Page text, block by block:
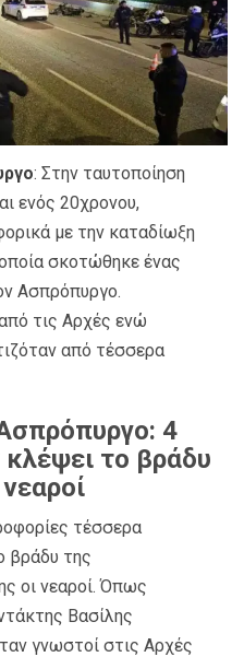
: Στην ταυτοποίηση
ενός 20χρονου,
με την καταδίωξη
σκοτώθηκε ένας
Ασπρόπυργο.
τις Αρχές ενώ
από τέσσερα
4
κλέψει το βράδυ
τέσσερα
βράδυ της
οι νεαροί. Όπως
Βασίλης
γνωστοί στις Αρχές